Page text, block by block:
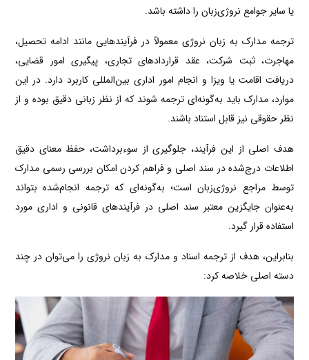
یا سایر جوامع نروژی‌زبان را داشته باشد.
ترجمه مدارک به زبان نروژی معمولاً در فرآیندهایی مانند ادامه تحصیل،
مهاجرت، ثبت شرکت، عقد قراردادهای تجاری، پیگیری امور قضایی،
دریافت اقامت یا ویزا و انجام امور اداری بین‌المللی کاربرد دارد. در این
موارد، مدارک باید به‌گونه‌ای ترجمه شوند که از نظر زبانی دقیق بوده و از
نظر حقوقی نیز قابل استناد باشند.
هدف اصلی از این فرآیند، جلوگیری از سوءبرداشت، حفظ معنای دقیق
اطلاعات درج‌شده در سند اصلی و فراهم کردن امکان بررسی رسمی مدارک
توسط مراجع نروژی‌زبان است؛ به‌گونه‌ای که ترجمه انجام‌شده بتواند
به‌عنوان جایگزین معتبر سند اصلی در فرآیندهای قانونی و اداری مورد
استفاده قرار گیرد.
بنابراین، هدف از ترجمه اسناد و مدارک به زبان نروژی را می‌توان در چند
دسته اصلی خلاصه کرد: